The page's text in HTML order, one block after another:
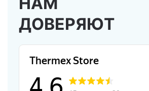
ДОВЕРЯЮТ